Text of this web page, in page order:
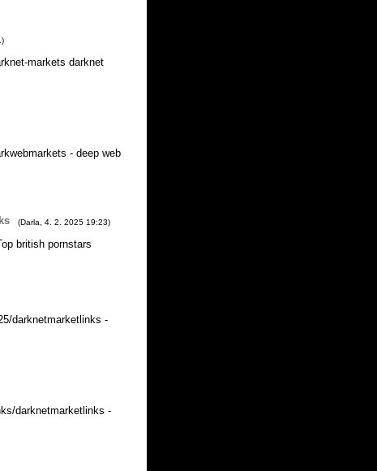
)
markets darknet
- deep web
(Darla 4. 2. 2025 19:23)
british pornstars
darknetmarketlinks -
darknetmarketlinks -